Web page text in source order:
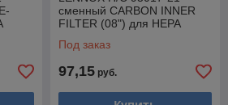
сменный CARBON INNER
FILTER (08") для HEPA
Под заказ
97,15 руб.